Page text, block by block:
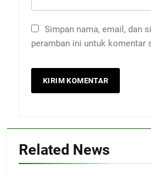
Simpan nama, email, dan
peramban ini untuk komentar
Related News